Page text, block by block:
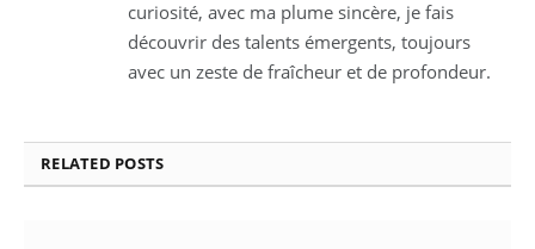
curiosité, avec ma plume sincère, je fais
découvrir des talents émergents, toujours
avec un zeste de fraîcheur et de profondeur.
RELATED POSTS